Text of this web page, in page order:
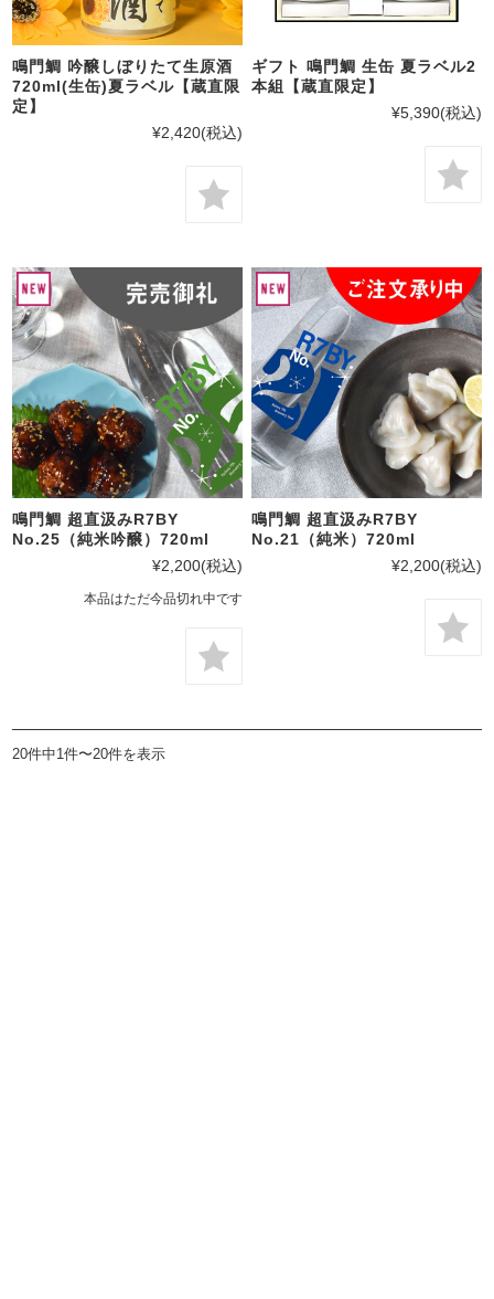
鳴門鯛 吟醸しぼりたて生原酒
720ml(生缶)夏ラベル【蔵直限
定】
¥2,420(税込)
ギフト 鳴門鯛 生缶 夏ラベル2
本組【蔵直限定】
¥5,390(税込)
鳴門鯛 超直汲みR7BY
No.25（純米吟醸）720ml
¥2,200(税込)
本品はただ今品切れ中です
鳴門鯛 超直汲みR7BY
No.21（純米）720ml
¥2,200(税込)
20件中1件〜20件を表示